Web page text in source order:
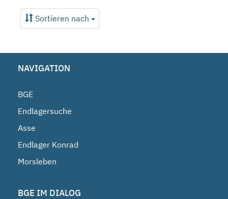
Sortieren nach
NAVIGATION
BGE
Endlagersuche
Asse
Endlager Konrad
Morsleben
BGE IM DIALOG